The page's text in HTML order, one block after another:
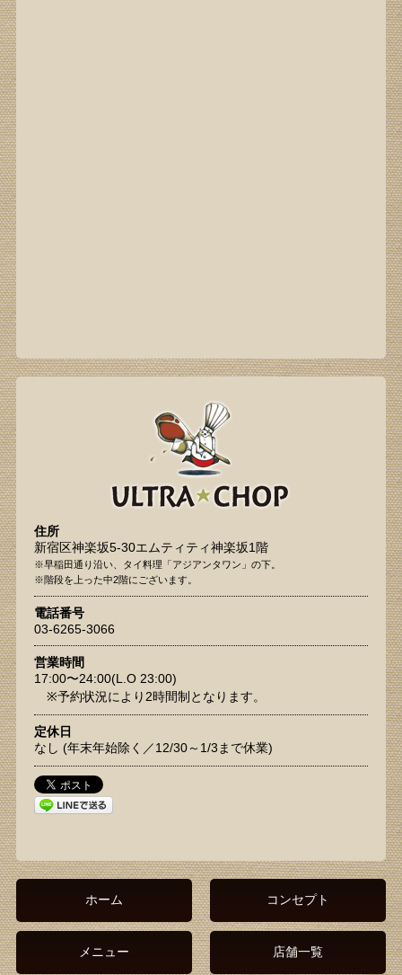
住所
新宿区神楽坂5-30エムティティ神楽坂1階
※早稲田通り沿い、タイ料理「アジアンタワン」の下。
※階段を上った中2階にございます。
電話番号
03-6265-3066
営業時間
17:00〜24:00(L.O 23:00)
※予約状況により2時間制となります。
定休日
なし (年末年始除く／12/30～1/3まで休業)
ホーム コンセプト
メニュー 店舗一覧